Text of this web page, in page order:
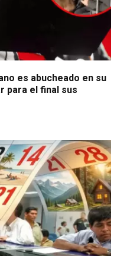
es abucheado en su
para el final sus